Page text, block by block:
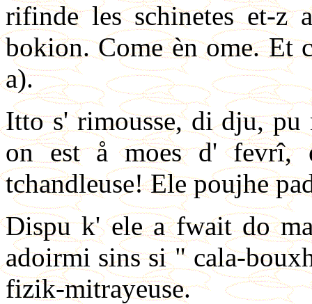
rifinde les schinetes et-z
bokion. Come èn ome. Et
a).
Itto s' rimousse, di dju, pu
on est å moes d'
tchandleuse! Ele poujhe
Dispu k' ele a fwait do
adoirmi sins si " cala-
fizik-mitrayeuse.